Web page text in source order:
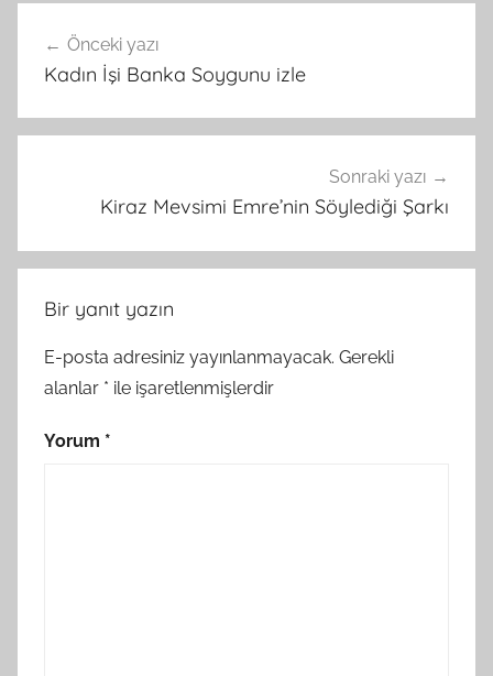
gezinmesi
Önceki yazı
Kadın İşi Banka Soygunu izle
Sonraki yazı
Kiraz Mevsimi Emre’nin Söylediği Şarkı
Bir yanıt yazın
E-posta adresiniz yayınlanmayacak. Gerekli
alanlar * ile işaretlenmişlerdir
Yorum *